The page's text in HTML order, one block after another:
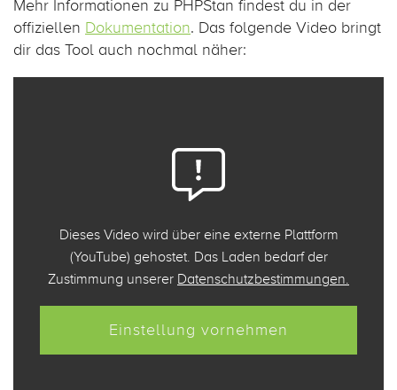
Mehr Informationen zu PHPStan findest du in der
offiziellen Dokumentation. Das folgende Video bringt
dir das Tool auch nochmal näher:
Dieses Video wird über eine externe Plattform
(YouTube) gehostet. Das Laden bedarf der
Zustimmung unserer Datenschutzbestimmungen.
Einstellung vornehmen